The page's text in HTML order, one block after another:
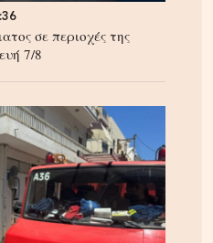
σε περιοχές της
7/8